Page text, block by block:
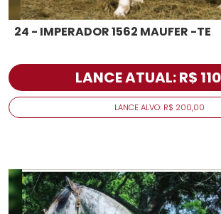
24 - IMPERADOR 1562 MAUFER -TE
LANCE ATUAL: R$
LANCE ALVO: R$ 200,00